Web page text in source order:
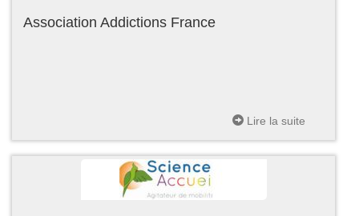
Association Addictions France
Lire la suite